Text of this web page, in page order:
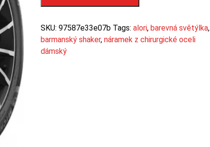
SKU: 97587e33e07b Tags: alori, barevná světýlka,
barmanský shaker, náramek z chirurgické oceli
dámský